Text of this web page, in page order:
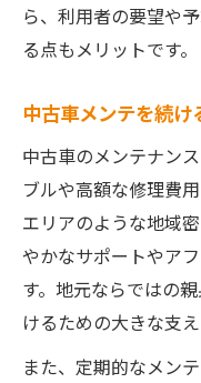
ら、利用者の要望や
る点もメリットです。
中古車メンテを続け
中古車のメンテナン
ブルや高額な修理費
エリアのような地域
やかなサポートやア
す。地元ならではの
けるための大きな支え
また、定期的なメン